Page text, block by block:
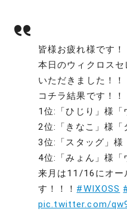
皆様お疲れ様です！
本日のウィクロス
いただきました！！
コチラ結果です！！
1位:「ひじり」様「
2位:「きなこ」様「
3位:「スタッグ」様
4位:「みょん」様「
来月は11/16にオー
す！！！ #WIXOSS
pic.twitter.com/